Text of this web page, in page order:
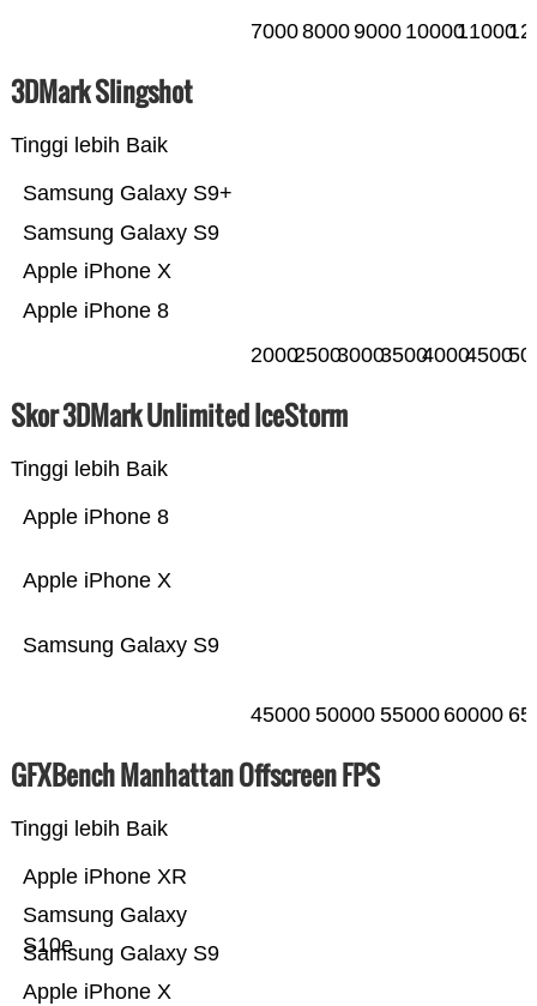
700080009000 1000011000
3DMark Slingshot
Tinggi lebih Baik
Apple iPhone 8
Apple iPhone X
Samsung Galaxy S9
Samsung Galaxy S9+
200025003000350040004500
Skor 3DMark Unlimited IceStorm
Tinggi lebih Baik
Samsung Galaxy S9
Apple iPhone X
Apple iPhone 8
45000 50000 55000 60000
GFXBench Manhattan Offscreen FPS
Tinggi lebih Baik
Apple iPhone X
Samsung Galaxy S9
Samsung Galaxy
S10e
Apple iPhone XR